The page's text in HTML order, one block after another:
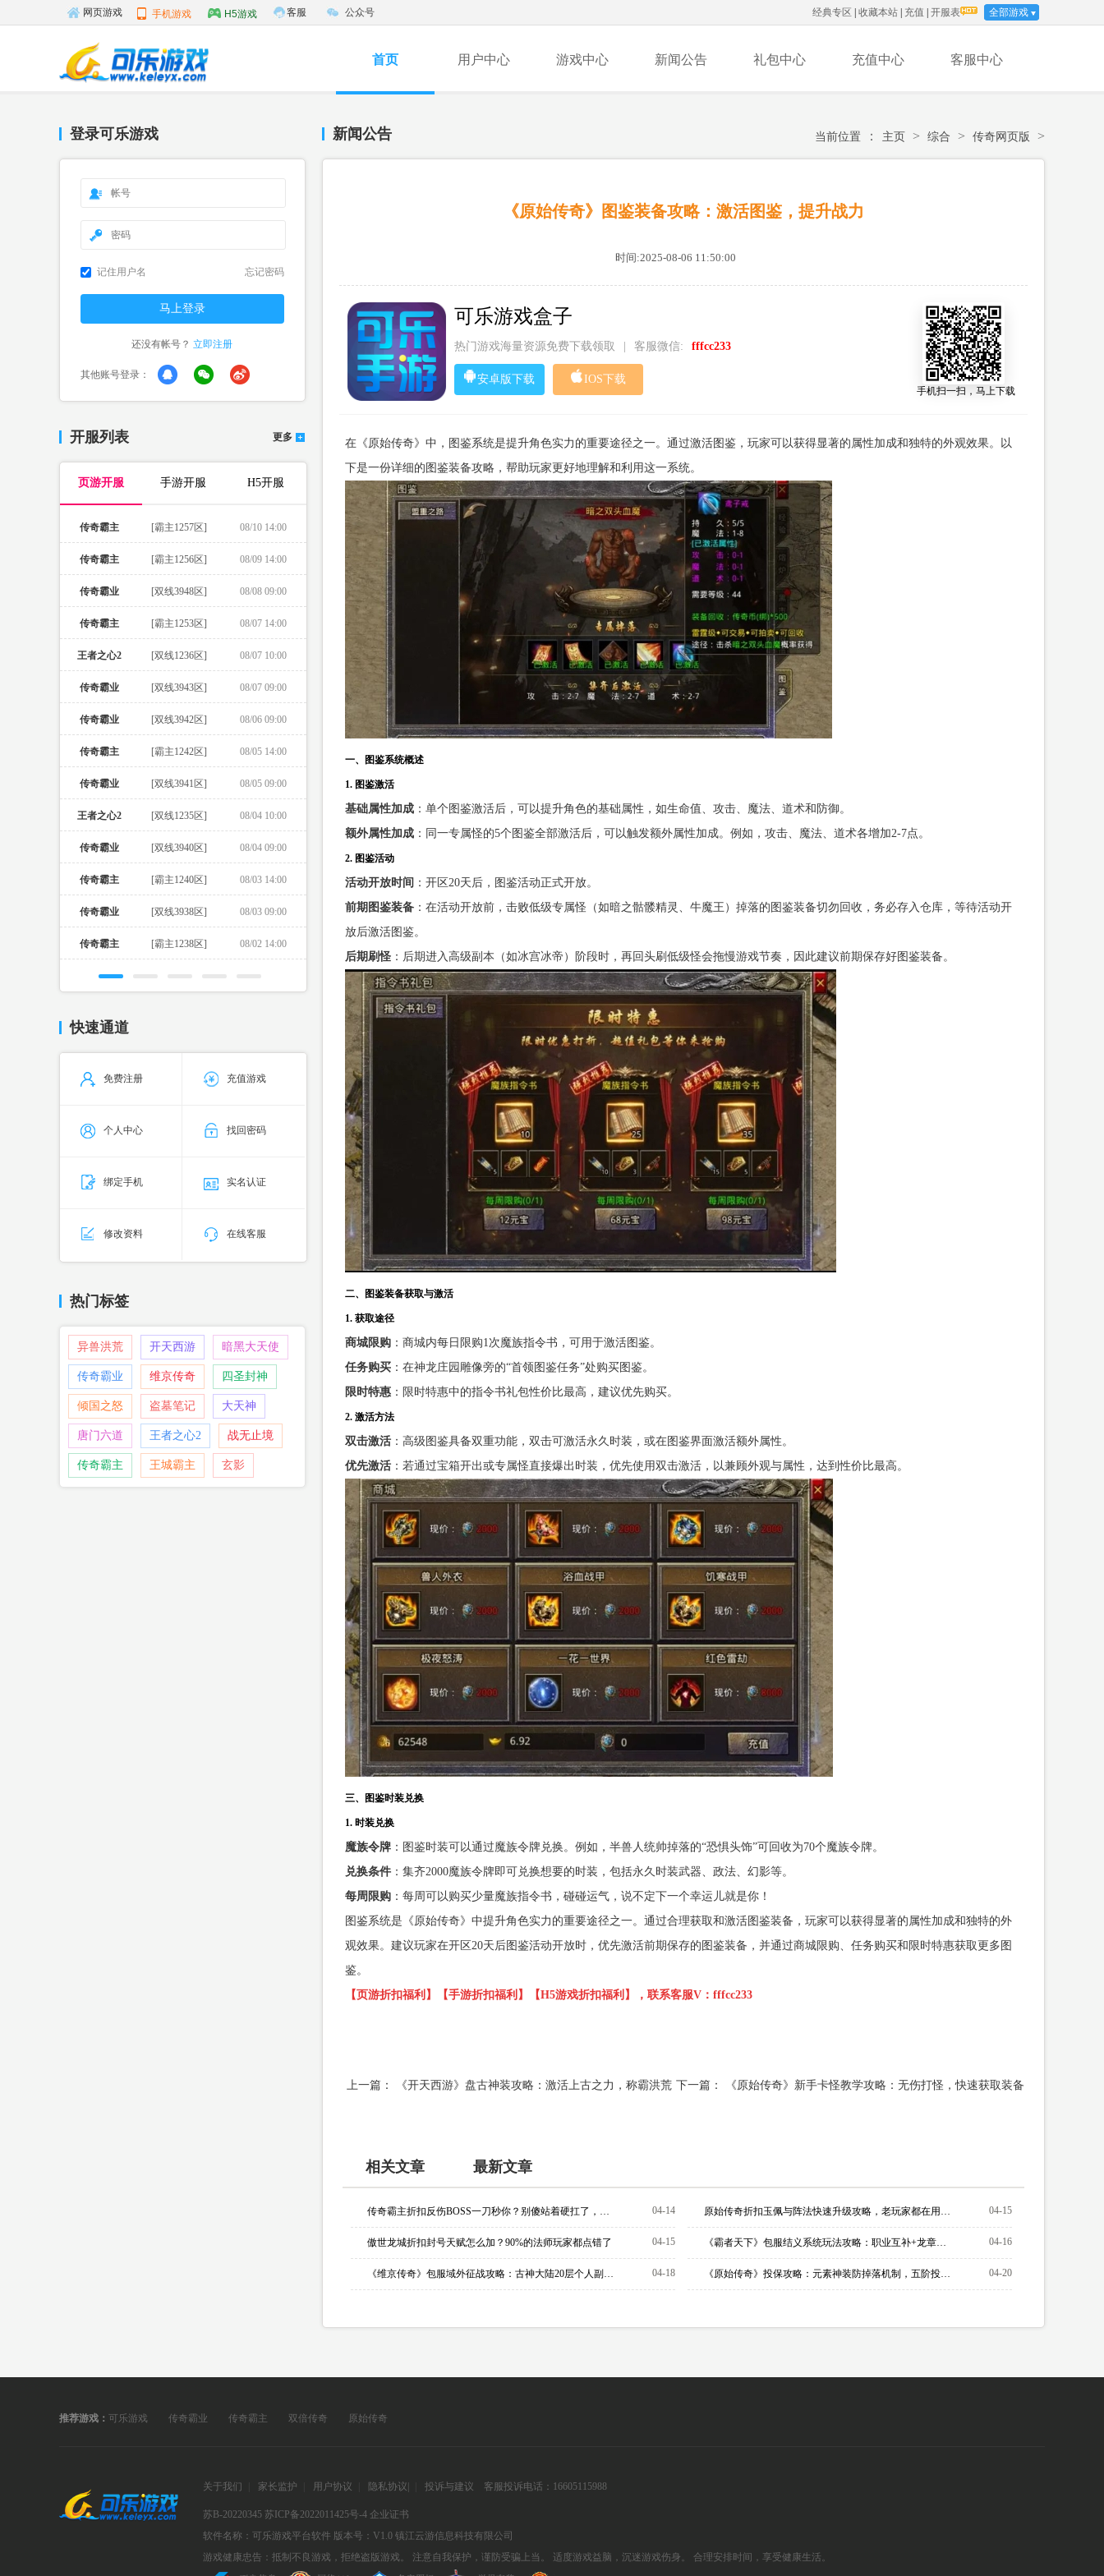
网页游戏 手机游戏 H5游戏 客服 公众号 经典专区 收藏本站 充值 开服表 全部游戏
首页 用户中心 游戏中心 新闻公告 礼包中心 充值中心 客服中心
登录可乐游戏
记住用户名 忘记密码
还没有帐号？ 立即注册
其他账号登录：
开服列表 更多
页游开服 手游开服 H5开服
传奇霸主 [霸主1257区] 08/10 14:00
传奇霸主 [霸主1256区] 08/09 14:00
传奇霸业 [双线3948区] 08/08 09:00
传奇霸主 [霸主1253区] 08/07 14:00
王者之心2 [双线1236区] 08/07 10:00
传奇霸业 [双线3943区] 08/07 09:00
传奇霸业 [双线3942区] 08/06 09:00
传奇霸主 [霸主1242区] 08/05 14:00
传奇霸业 [双线3941区] 08/05 09:00
王者之心2 [双线1235区] 08/04 10:00
传奇霸业 [双线3940区] 08/04 09:00
传奇霸主 [霸主1240区] 08/03 14:00
传奇霸业 [双线3938区] 08/03 09:00
传奇霸主 [霸主1238区] 08/02 14:00
快速通道
免费注册 充值游戏
个人中心 找回密码
绑定手机 实名认证
修改资料 在线客服
热门标签
异兽洪荒 开天西游 暗黑大天使
传奇霸业 维京传奇 四圣封神
倾国之怒 盗墓笔记 大天神
唐门六道 王者之心2 战无止境
传奇霸主 王城霸主 玄影
新闻公告 当前位置 ： 主页 > 综合 > 传奇网页版 >
《原始传奇》图鉴装备攻略：激活图鉴，提升战力
时间:2025-08-06 11:50:00
可乐游戏盒子
热门游戏海量资源免费下载领取 客服微信: fffcc233
安卓版下载 IOS下载
手机扫一扫，马上下载
在《原始传奇》中，图鉴系统是提升角色实力的重要途径之一。通过激活图鉴，玩家可以获得显著的属性加成和独特的外观效果。以
下是一份详细的图鉴装备攻略，帮助玩家更好地理解和利用这一系统。
一、图鉴系统概述
1. 图鉴激活
基础属性加成：单个图鉴激活后，可以提升角色的基础属性，如生命值、攻击、魔法、道术和防御。
额外属性加成：同一专属怪的5个图鉴全部激活后，可以触发额外属性加成。例如，攻击、魔法、道术各增加2-7点。
2. 图鉴活动
活动开放时间 ：开区20天后，图鉴活动正式开放。
前期图鉴装备：在活动开放前，击败低级专属怪（如暗之骷髅精灵、牛魔王）掉落的图鉴装备切勿回收，务必存入仓库，等待活动开
放后激活图鉴。
后期刷怪：后期进入高级副本（如冰宫冰帝）阶段时，再回头刷低级怪会拖慢游戏节奏，因此建议前期保存好图鉴装备。
二、图鉴装备获取与激活
1. 获取途径
商城限购：商城内每日限购1次魔族指令书，可用于激活图鉴。
任务购买：在神龙庄园雕像旁的“首领图鉴任务”处购买图鉴。
限时特惠：限时特惠中的指令书礼包性价比最高，建议优先购买。
2. 激活方法
双击激活：高级图鉴具备双重功能，双击可激活永久时装，或在图鉴界面激活额外属性。
优先激活：若通过宝箱开出或专属怪直接爆出时装，优先使用双击激活，以兼顾外观与属性，达到性价比最高。
三、图鉴时装兑换
1. 时装兑换
魔族令牌：图鉴时装可以通过魔族令牌兑换。例如，半兽人统帅掉落的“恐惧头饰”可回收为70个魔族令牌。
兑换条件：集齐2000魔族令牌即可兑换想要的时装，包括永久时装武器、政法、幻影等。
每周限购：每周可以购买少量魔族指令书，碰碰运气，说不定下一个幸运儿就是你！
图鉴系统是《原始传奇》中提升角色实力的重要途径之一。通过合理获取和激活图鉴装备，玩家可以获得显著的属性加成和独特的外
观效果。建议玩家在开区20天后图鉴活动开放时，优先激活前期保存的图鉴装备，并通过商城限购、任务购买和限时特惠获取更多图
鉴。
【页游折扣福利】【手游折扣福利】【H5游戏折扣福利】，联系客服V：fffcc233
上一篇： 《开天西游》盘古神装攻略：激活上古之力，称霸洪荒 下一篇： 《原始传奇》新手卡怪教学攻略：无伤打怪，快速获取装备
相关文章 最新文章
04-14
传奇霸主折扣反伤BOSS一刀秒你？别傻站着硬扛了，这套噬神装备才是活命的根本 04-15
原始传奇折扣玉佩与阵法快速升级攻略，老玩家都在用的3个秘诀
04-15
傲世龙城折扣封号天赋怎么加？90%的法师玩家都点错了 04-16
《霸者天下》包服结义系统玩法攻略：职业互补+龙章激活，同场景生命增幅最大化收益
04-18
《维京传奇》包服域外征战攻略：古神大陆20层个人副本，增益BUFF选择与每周重置机制详解 04-20
《原始传奇》投保攻略：元素神装防掉落机制，五阶投保金额与弃保规则全解析
推荐游戏： 可乐游戏 传奇霸业 传奇霸主 双倍传奇 原始传奇
关于我们 家长监护 用户协议 隐私协议 投诉与建议 客服投诉电话：16605115988
苏B-20220345 苏ICP备2022011425号-4 企业证书
软件名称：可乐游戏平台软件 版本号：V1.0 镇江云游信息科技有限公司
游戏健康忠告：抵制不良游戏，拒绝盗版游戏。 注意自我保护，谨防受骗上当。 适度游戏益脑，沉迷游戏伤身。 合理安排时间，享受健康生活。